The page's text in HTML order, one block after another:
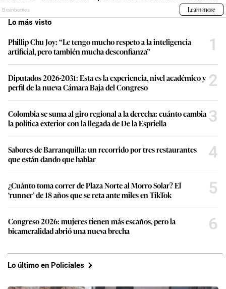
Lo más visto
Phillip Chu Joy: “Le tengo mucho respeto a la inteligencia
artificial, pero también mucha desconfianza”
1
Diputados 2026-2031: Esta es la experiencia, nivel académico y
perfil de la nueva Cámara Baja del Congreso
2
Colombia se suma al giro regional a la derecha: cuánto cambia
la política exterior con la llegada de De la Espriella
3
Sabores de Barranquilla: un recorrido por tres restaurantes
que están dando que hablar
4
¿Cuánto toma correr de Plaza Norte al Morro Solar? El
‘runner’ de 18 años que se reta ante miles en TikTok
5
Congreso 2026: mujeres tienen más escaños, pero la
bicameralidad abrió una nueva brecha
6
Lo último en Policiales